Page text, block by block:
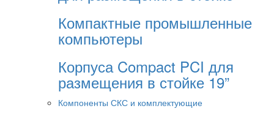
Компактные промышленные
компьютеры
Корпуса Compact PCI для
размещения в стойке 19”
Компоненты СКС и комплектующие